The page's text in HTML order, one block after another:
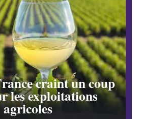
craint un coup
les exploitations
agricoles